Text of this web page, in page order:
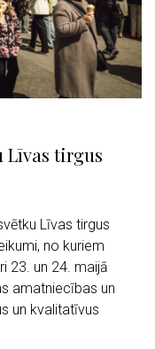
Līvas tirgus
Līvas tirgus
no kuriem
23. un 24. maijā
amatniecības un
un kvalitatīvus